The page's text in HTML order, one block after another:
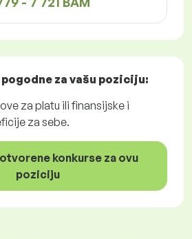
pogodne za vašu poziciju:
za platu ili finansijske i
za sebe.
konkurse za ovu
poziciju